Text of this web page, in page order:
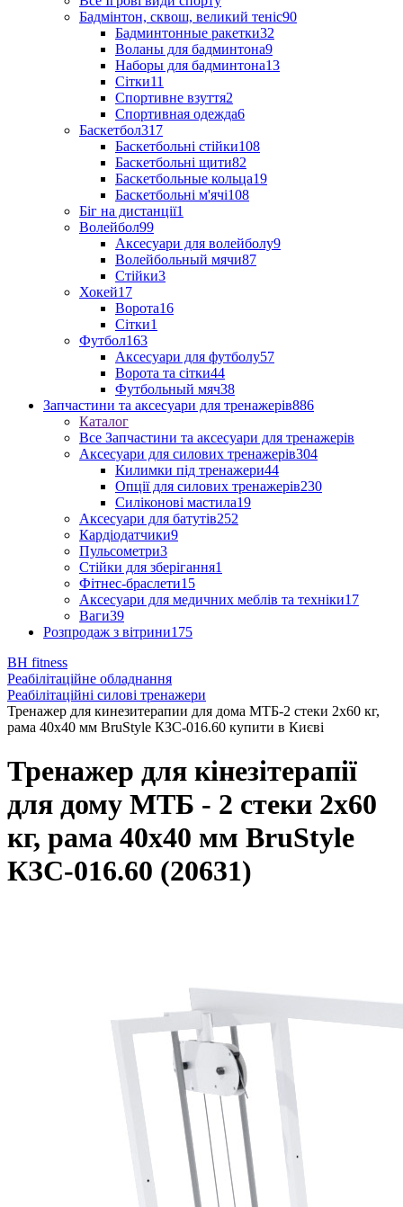
Бадмінтон, сквош, великий теніс90
Бадминтонные ракетки32
Воланы для бадминтона9
Наборы для бадминтона13
Сітки11
Спортивне взуття2
Спортивная одежда6
Баскетбол317
Баскетбольні стійки108
Баскетбольні щити82
Баскетбольные кольца19
Баскетбольні м'ячі108
Біг на дистанції1
Волейбол99
Аксесуари для волейболу9
Волейбольный мячи87
Стійки3
Хокей17
Ворота16
Сітки1
Футбол163
Аксесуари для футболу57
Ворота та сітки44
Футбольный мяч38
Запчастини та аксесуари для тренажерів886
Каталог
Все Запчастини та аксесуари для тренажерів
Аксесуари для силових тренажерів304
Килимки під тренажери44
Опції для силових тренажерів230
Силіконові мастила19
Аксесуари для батутів252
Кардіодатчики9
Пульсометри3
Стійки для зберігання1
Фітнес-браслети15
Аксесуари для медичних меблів та техніки17
Ваги39
Розпродаж з вітрини175
BH fitness
Реабілітаційне обладнання
Реабілітаційні силові тренажери
Тренажер для кинезитерапии для дома МТБ-2 стеки 2х60 кг,
рама 40х40 мм BruStyle КЗС-016.60 купити в Києві
Тренажер для кінезітерапії
для дому МТБ - 2 стеки 2х60
кг, рама 40х40 мм BruStyle
КЗС-016.60 (20631)